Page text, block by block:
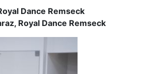
Dance Remseck
Royal Dance Remseck